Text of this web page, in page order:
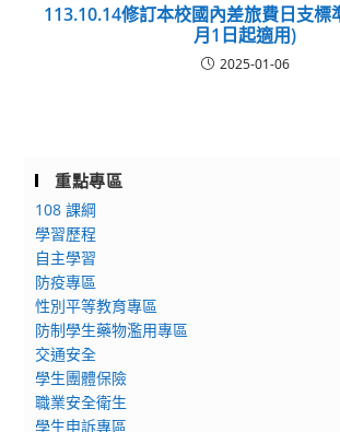
113.10.14修訂本校國內差旅費日支標
月1日起適用)
2025-01-06
重點專區
108 課綱
學習歷程
自主學習
防疫專區
性別平等教育專區
防制學生藥物濫用專區
交通安全
學生團體保險
職業安全衛生
學生申訴專區